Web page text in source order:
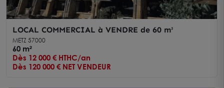
LOCAL COMMERCIAL à VENDRE de 60 m²
METZ 57000
60 m²
Dès 12 000 € HTHC/an
Dès 120 000 € NET VENDEUR